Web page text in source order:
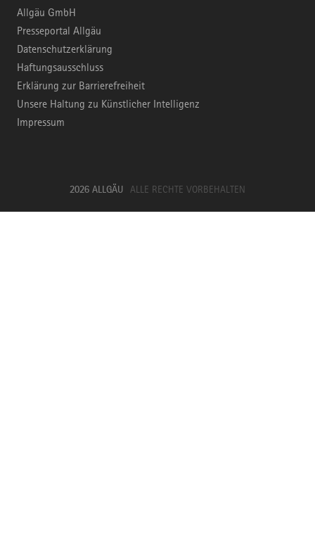
Allgäu GmbH
Presseportal Allgäu
Datenschutzerklärung
Haftungsausschluss
Erklärung zur Barrierefreiheit
Unsere Haltung zu Künstlicher Intelligenz
Impressum
2026 ALLGÄU ALLE RECHTE VORBEHALTEN